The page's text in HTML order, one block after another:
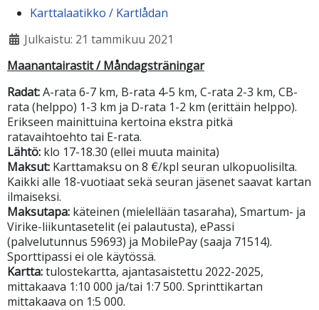
Karttalaatikko / Kartlådan
Julkaistu: 21 tammikuu 2021
Maanantairastit / Måndagsträningar
Radat:A-rata 6-7 km, B-rata 4-5 km, C-rata 2-3 km, CB-
rata (helppo) 1-3 km ja D-rata 1-2 km (erittäin helppo).
Erikseen mainittuina kertoina ekstra pitkä
ratavaihtoehto tai E-rata.
Lähtö: klo 17-18.30 (ellei muuta mainita)
Maksut: Karttamaksu on 8 €/kpl seuran ulkopuolisilta.
Kaikki alle 18-vuotiaat sekä seuran jäsenet saavat kartan
ilmaiseksi.
Maksutapa: käteinen (mielellään tasaraha), Smartum- ja
Virike-liikuntasetelit (ei palautusta), ePassi
(palvelutunnus 59693) ja MobilePay (saaja 71514).
Sporttipassi ei ole käytössä.
Kartta:tulostekartta, ajantasaistettu 2022-2025,
mittakaava 1:10 000 ja/tai 1:7 500. Sprinttikartan
mittakaava on 1:5 000.